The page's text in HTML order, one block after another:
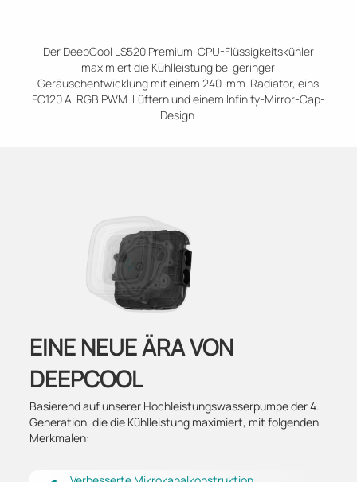
Der DeepCool LS520 Premium-CPU-Flüssigkeitskühler
maximiert die Kühlleistung bei geringer
Geräuschentwicklung mit einem 240-mm-Radiator, eins
FC120 A-RGB PWM-Lüftern und einem Infinity-Mirror-Cap-
Design.
EINE NEUE ÄRA VON
DEEPCOOL
Basierend auf unserer Hochleistungswasserpumpe der 4.
Generation, die die Kühlleistung maximiert, mit folgenden
Merkmalen: